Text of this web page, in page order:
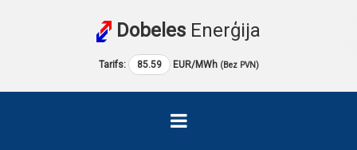
Dobeles Enerģija
Tarifs: 85.59 EUR/MWh (Bez PVN)